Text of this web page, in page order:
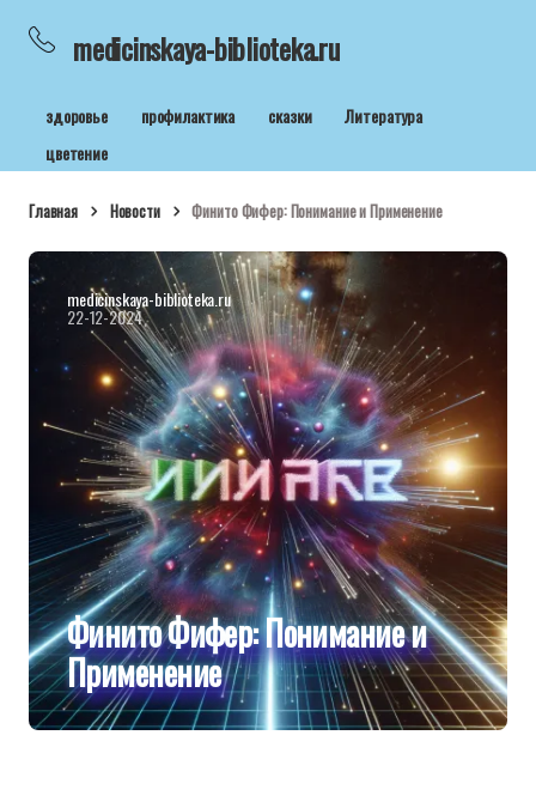
medicinskaya-biblioteka.ru
здоровье профилактика сказки
Литература
цветение
Главная Новости Финито Фифер: Понимание и Применение
medicinskaya-biblioteka.ru
22-12-2024
Финито Фифер: Понимание и
Применение